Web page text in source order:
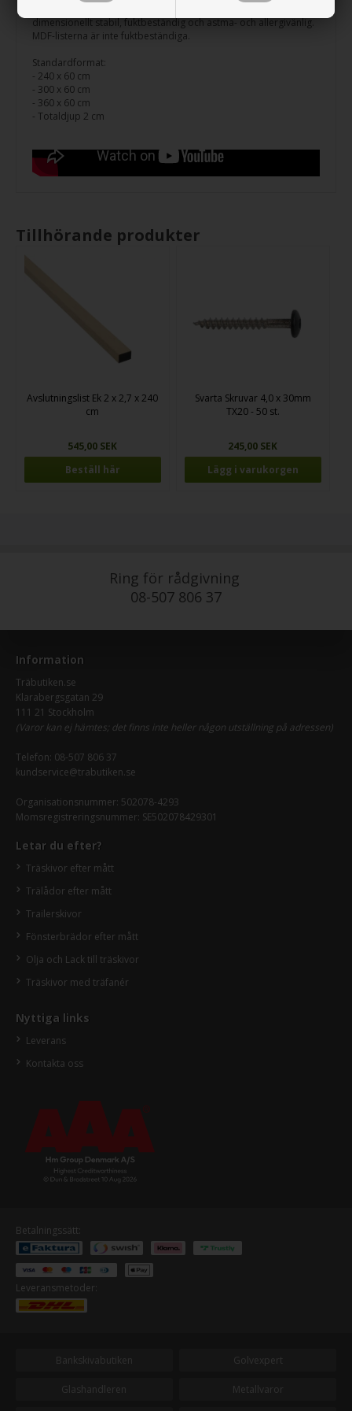
dimensionellt stabil, fuktbeständig och astma- och allergivänlig.
MDF-listerna är inte fuktbeständiga.
Standardformat:
- 240 x 60 cm
- 300 x 60 cm
- 360 x 60 cm
- Totaldjup 2 cm
Tillhörande produkter
Avslutningslist Ek 2 x 2,7 x 240
cm
545,00 SEK
Beställ här
Svarta Skruvar 4,0 x 30mm
TX20 - 50 st.
245,00 SEK
Ring för rådgivning
08-507 806 37
Information
Träbutiken.se
Klarabergsgatan 29
111 21 Stockholm
(Varor kan ej hämtes; det finns inte heller någon utställning på adressen)
Telefon: 08-507 806 37
kundservice@trabutiken.se
Organisationsnummer: 502078-4293
Momsregistreringsnummer: SE502078429301
Letar du efter?
Träskivor efter mått
Trälådor efter mått
Trailerskivor
Fönsterbrädor efter mått
Olja och Lack till träskivor
Träskivor med träfanér
Nyttiga links
Leverans
Kontakta oss
Betalningssätt:
Leveransmetoder:
Bankskivabutiken Golvexpert
Glashandleren Metallvaror